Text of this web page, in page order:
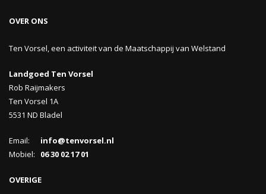
OVER ONS
Ten Vorsel, een activiteit van de Maatschappij van Welstand
Landgoed Ten Vorsel
Rob Raijmakers
Ten Vorsel 1A
5531 ND Bladel
Email:
info@tenvorsel.nl
Mobiel: 06 30 02 17 01
OVERIGE